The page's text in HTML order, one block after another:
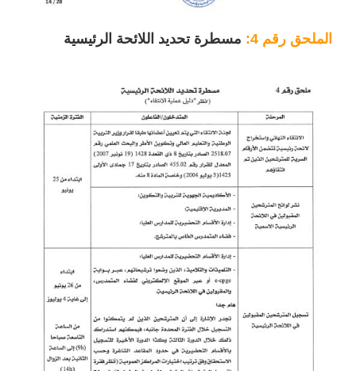
الملحق رقم 4: مسطرة تحديد اللائحة الرئيسية